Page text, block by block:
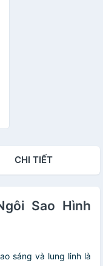
CHI TIẾT
Sao Hình
sáng và lung linh là